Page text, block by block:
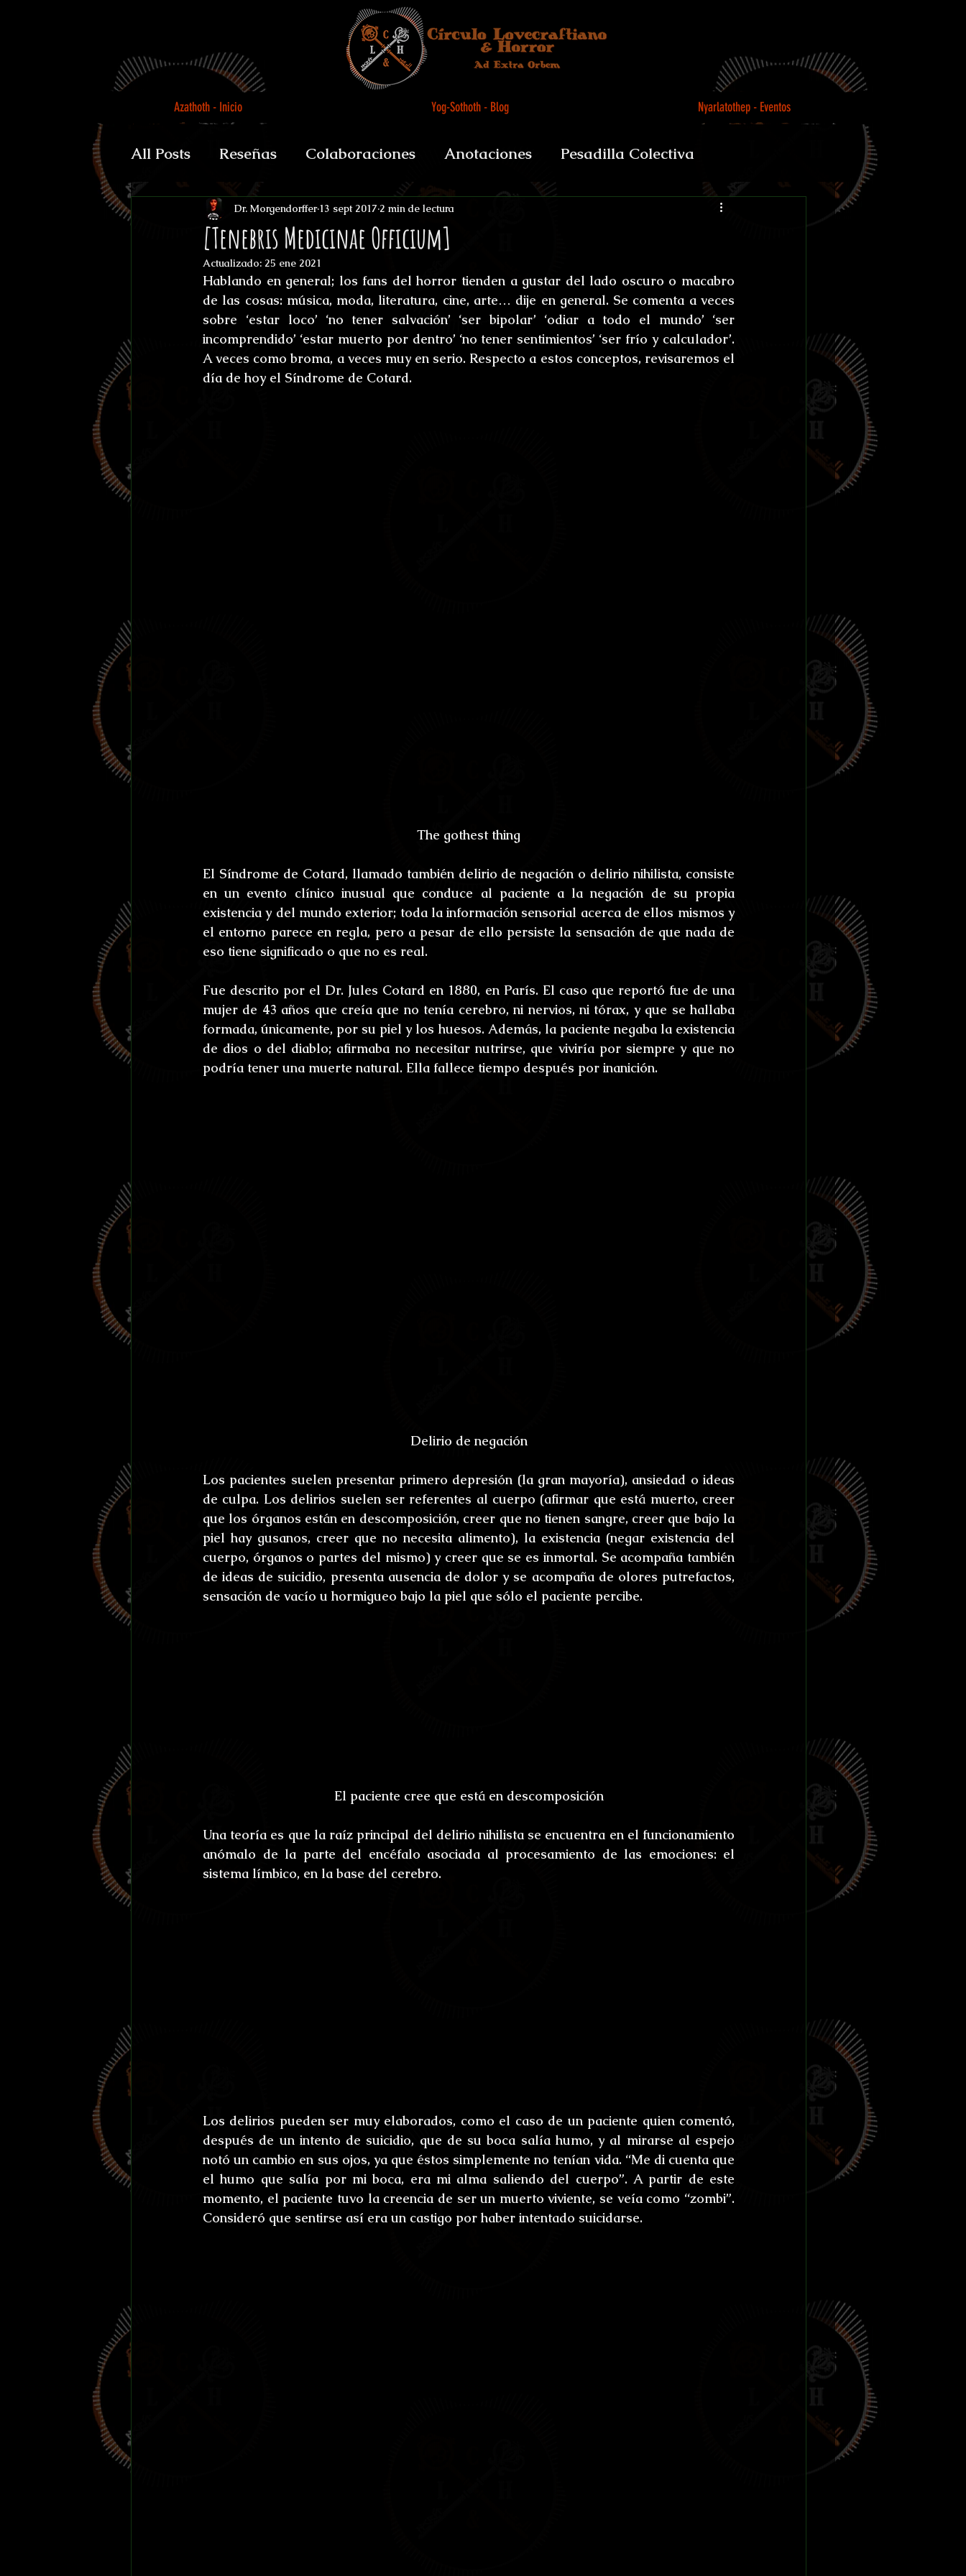
Azathoth - Inicio Yog-Sothoth - Blog Nyarlatothep - Eventos
All Posts Reseñas Colaboraciones Anotaciones Pesadilla Colectiva
Auguratricis, sirenibus et alii Biografías y datos
Gabinete de la Dra. Psychopomps
Efemérides y celebraciones Bestiario del Horror Los últimos días de Anthibitas
Reto Stefan Koidl Umbrarum hic locus est
[Tenebris Medicinae Officium]
Dr. Morgendorffer 13 sept 2017 2 min de lectura
Actualizado: 25 ene 2021
Hablando en general; los fans del horror tienden a gustar del lado oscuro o macabro
de las cosas: música, moda, literatura, cine, arte… dije en general. Se comenta a veces
sobre ‘estar loco’ ‘no tener salvación’ ‘ser bipolar’ ‘odiar a todo el mundo’ ‘ser
incomprendido’ ‘estar muerto por dentro’ ‘no tener sentimientos’ ‘ser frío y calculador’.
A veces como broma, a veces muy en serio. Respecto a estos conceptos, revisaremos el
día de hoy el Síndrome de Cotard.
The gothest thing
El Síndrome de Cotard, llamado también delirio de negación o delirio nihilista, consiste
en un evento clínico inusual que conduce al paciente a la negación de su propia
existencia y del mundo exterior; toda la información sensorial acerca de ellos mismos y
el entorno parece en regla, pero a pesar de ello persiste la sensación de que nada de
eso tiene significado o que no es real.
Fue descrito por el Dr. Jules Cotard en 1880, en París. El caso que reportó fue de una
mujer de 43 años que creía que no tenía cerebro, ni nervios, ni tórax, y que se hallaba
formada, únicamente, por su piel y los huesos. Además, la paciente negaba la existencia
de dios o del diablo; afirmaba no necesitar nutrirse, que viviría por siempre y que no
podría tener una muerte natural. Ella fallece tiempo después por inanición.
Delirio de negación
Los pacientes suelen presentar primero depresión (la gran mayoría), ansiedad o ideas
de culpa. Los delirios suelen ser referentes al cuerpo (afirmar que está muerto, creer
que los órganos están en descomposición, creer que no tienen sangre, creer que bajo la
piel hay gusanos, creer que no necesita alimento), la existencia (negar existencia del
cuerpo, órganos o partes del mismo) y creer que se es inmortal. Se acompaña también
de ideas de suicidio, presenta ausencia de dolor y se acompaña de olores putrefactos,
sensación de vacío u hormigueo bajo la piel que sólo el paciente percibe.
El paciente cree que está en descomposición
Una teoría es que la raíz principal del delirio nihilista se encuentra en el funcionamiento
anómalo de la parte del encéfalo asociada al procesamiento de las emociones: el
sistema límbico, en la base del cerebro.
Los delirios pueden ser muy elaborados, como el caso de un paciente quien comentó,
después de un intento de suicidio, que de su boca salía humo, y al mirarse al espejo
notó un cambio en sus ojos, ya que éstos simplemente no tenían vida. “Me di cuenta que
el humo que salía por mi boca, era mi alma saliendo del cuerpo”. A partir de este
momento, el paciente tuvo la creencia de ser un muerto viviente, se veía como “zombi”.
Consideró que sentirse así era un castigo por haber intentado suicidarse.